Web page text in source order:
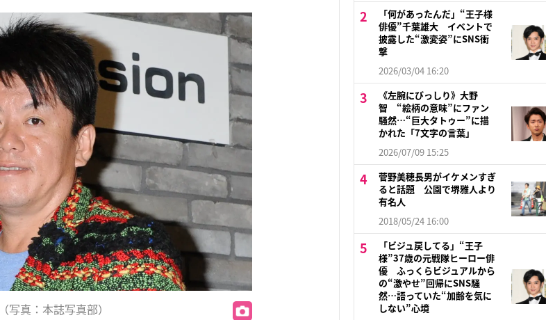
写真：本誌写真部）
「何があったんだ」“王子様
俳優”千葉雄大 イベントで
披露した“激変姿”にSNS衝
撃
2026/03/04 16:20
《左腕にびっしり》大野
智 “絵柄の意味”にファン
騒然…“巨大タトゥー”に描
かれた「7文字の言葉」
2026/07/09 15:25
菅野美穂長男がイケメンすぎ
ると話題 公園で堺雅人より
有名人
2018/05/24 16:00
「ビジュ戻してる」“王子
様”37歳の元戦隊ヒーロー俳
優 ふっくらビジュアルから
の“激やせ”回帰にSNS騒
然…語っていた“加齢を気に
しない”心境